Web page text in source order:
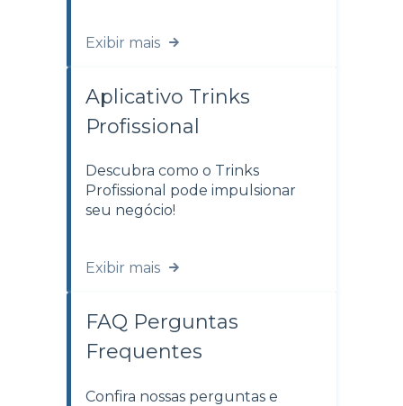
Exibir mais
Aplicativo Trinks
Profissional
Descubra como o Trinks
Profissional pode impulsionar
seu negócio!
Exibir mais
FAQ Perguntas
Frequentes
Confira nossas perguntas e